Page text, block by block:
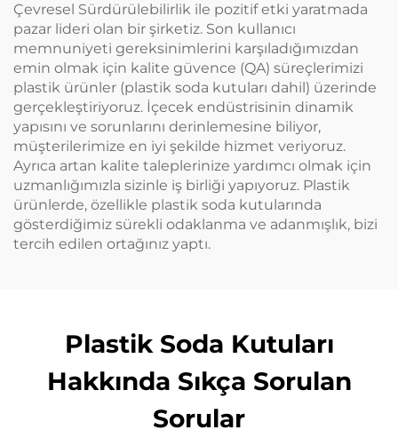
Çevresel Sürdürülebilirlik ile pozitif etki yaratmada
pazar lideri olan bir şirketiz. Son kullanıcı
memnuniyeti gereksinimlerini karşıladığımızdan
emin olmak için kalite güvence (QA) süreçlerimizi
plastik ürünler (plastik soda kutuları dahil) üzerinde
gerçekleştiriyoruz. İçecek endüstrisinin dinamik
yapısını ve sorunlarını derinlemesine biliyor,
müşterilerimize en iyi şekilde hizmet veriyoruz.
Ayrıca artan kalite taleplerinize yardımcı olmak için
uzmanlığımızla sizinle iş birliği yapıyoruz. Plastik
ürünlerde, özellikle plastik soda kutularında
gösterdiğimiz sürekli odaklanma ve adanmışlık, bizi
tercih edilen ortağınız yaptı.
Plastik Soda Kutuları
Hakkında Sıkça Sorulan
Sorular